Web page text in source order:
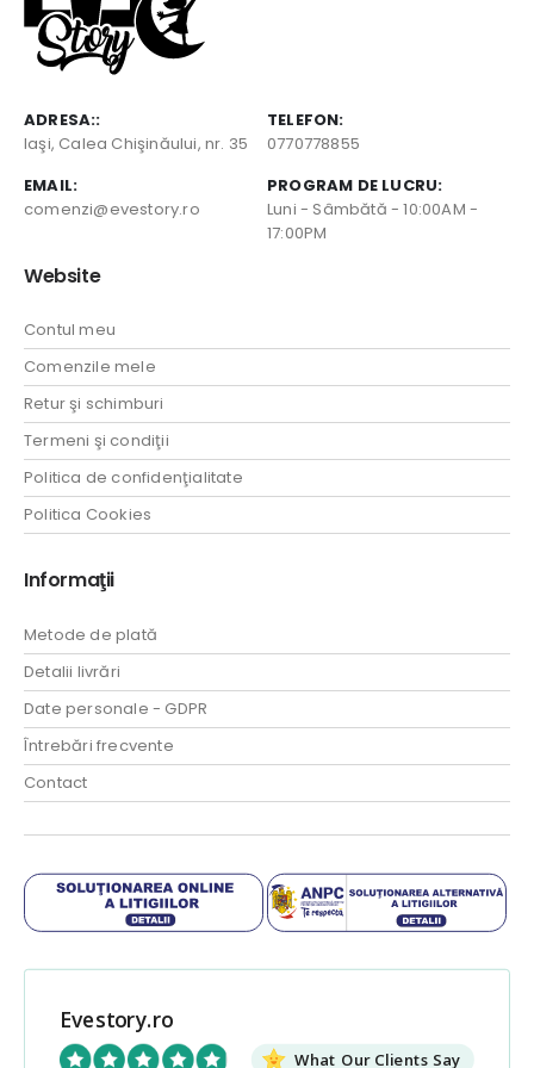
ADRESA::
Iaşi, Calea Chişinăului, nr. 35
TELEFON:
0770778855
EMAIL:
comenzi@evestory.ro
PROGRAM DE LUCRU:
Luni - Sâmbătă - 10:00AM -
17:00PM
Website
Contul meu
Comenzile mele
Retur şi schimburi
Termeni şi condiţii
Politica de confidenţialitate
Politica Cookies
Informaţii
Metode de plată
Detalii livrări
Date personale - GDPR
Întrebări frecvente
Contact
Evestory.ro
What Our Clients Say